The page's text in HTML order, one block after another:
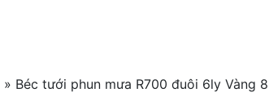
» Béc tưới phun mưa R700 đuôi 6ly Vàng